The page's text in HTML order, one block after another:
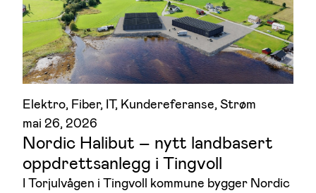
Elektro, Fiber, IT, Kundereferanse, Strøm
mai 26, 2026
Nordic Halibut – nytt landbasert
oppdrettsanlegg i Tingvoll
I Torjulvågen i Tingvoll kommune bygger Nordic